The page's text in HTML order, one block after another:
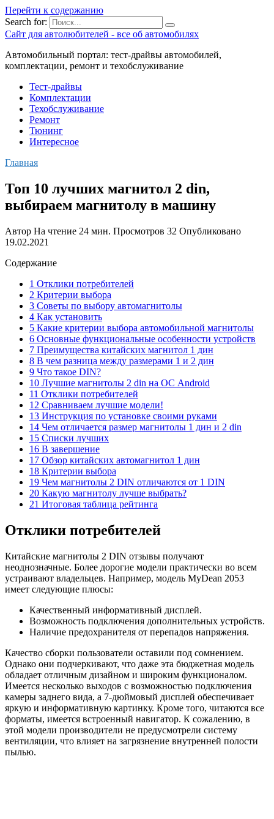
Перейти к содержанию
Search for:
Сайт для автолюбителей - все об автомобилях
Автомобильный портал: тест-драйвы автомобилей,
комплектации, ремонт и техобслуживание
Тест-драйвы
Комплектации
Техобслуживание
Ремонт
Тюнинг
Интересное
Главная
Топ 10 лучших магнитол 2 din,
выбираем магнитолу в машину
Автор На чтение 24 мин. Просмотров 32 Опубликовано
19.02.2021
Содержание
1 Отклики потребителей
2 Критерии выбора
3 Советы по выбору автомагнитолы
4 Как установить
5 Какие критерии выбора автомобильной магнитолы
6 Основные функциональные особенности устройств
7 Преимущества китайских магнитол 1 дин
8 В чем разница между размерами 1 и 2 дин
9 Что такое DIN?
10 Лучшие магнитолы 2 din на ОС Android
11 Отклики потребителей
12 Сравниваем лучшие модели!
13 Инструкция по установке своими руками
14 Чем отличается размер магнитолы 1 дин и 2 din
15 Списки лучших
16 В завершение
17 Обзор китайских автомагнитол 1 дин
18 Критерии выбора
19 Чем магнитолы 2 DIN отличаются от 1 DIN
20 Какую магнитолу лучше выбрать?
21 Итоговая таблица рейтинга
Отклики потребителей
Китайские магнитолы 2 DIN отзывы получают
неоднозначные. Более дорогие модели практически во всем
устраивают владельцев. Например, модель MyDean 2053
имеет следующие плюсы:
Качественный информативный дисплей.
Возможность подключения дополнительных устройств.
Наличие предохранителя от перепадов напряжения.
Качество сборки пользователи оставили под сомнением.
Однако они подчеркивают, что даже эта бюджетная модель
обладает отличным дизайном и широким функционалом.
Имеется несколько выходов с возможностью подключения
камеры заднего вида, а 7-дюймовый дисплей обеспечивает
яркую и информативную картинку. Кроме того, читаются все
форматы, имеется встроенный навигатор. К сожалению, в
этой модели производители не предусмотрели систему
вентиляции, что влияет на загрязнение внутренней полости
пылью.